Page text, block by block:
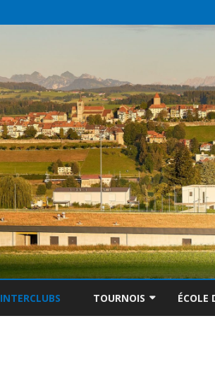
INTERCLUBS TOURNOIS ÉCOLE